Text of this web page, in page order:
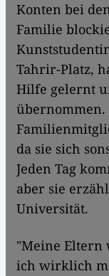
Konten bei
Familie
Tahrir-Platz,
Hilfe gelernt
da sie sich
Jeden Tag
aber sie
Universität.
"Meine Eltern
ich wirklich